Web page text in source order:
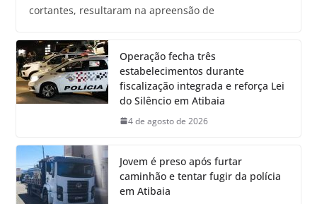
cortantes, resultaram na apreensão de
Operação fecha três
estabelecimentos durante
fiscalização integrada e reforça Lei
do Silêncio em Atibaia
4 de agosto de 2026
Jovem é preso após furtar
caminhão e tentar fugir da polícia
em Atibaia